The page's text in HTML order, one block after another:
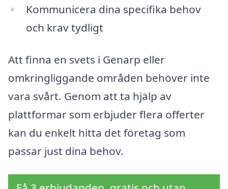
Kommunicera dina specifika behov
och krav tydligt
Att finna en svets i Genarp eller
omkringliggande områden behöver inte
vara svårt. Genom att ta hjälp av
plattformar som erbjuder flera offerter
kan du enkelt hitta det företag som
passar just dina behov.